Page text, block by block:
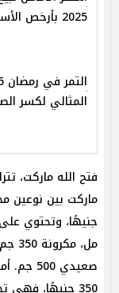
2025 بأرخص الأسعار
المثالي لكسر
فتح الله ماركت،
صعيدي